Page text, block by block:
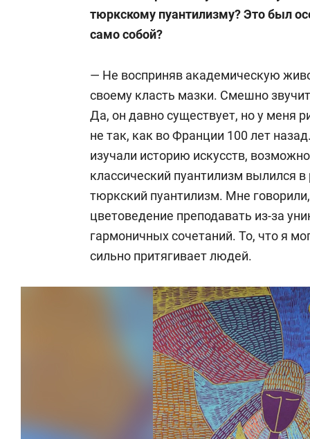
тюркскому пуантилизму? Это был
само собой?
— Не восприняв академическую
своему класть мазки. Смешно
Да, он давно существует, но у меня
не так, как во Франции 100 лет
изучали историю искусств,
классический пуантилизм вылился
тюркский пуантилизм. Мне
цветоведение преподавать из-за
гармоничных сочетаний. То, что я
сильно притягивает людей.